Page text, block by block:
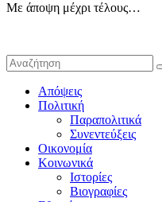
Με άποψη μέχρι τέλους…
Απόψεις
Πολιτική
Παραπολιτικά
Συνεντεύξεις
Οικονομία
Κοινωνικά
Ιστορίες
Βιογραφίες